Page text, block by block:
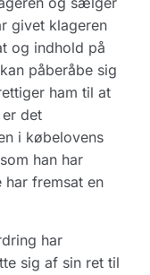
givet klageren
og indhold på
påberåbe sig
ham til at
det
i købelovens
han har
fremsat en
har
sig af sin ret til